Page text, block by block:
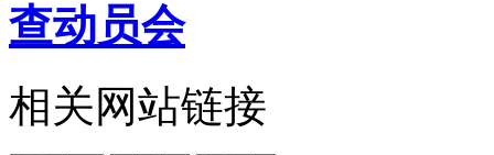
查动员会
相关网站链接